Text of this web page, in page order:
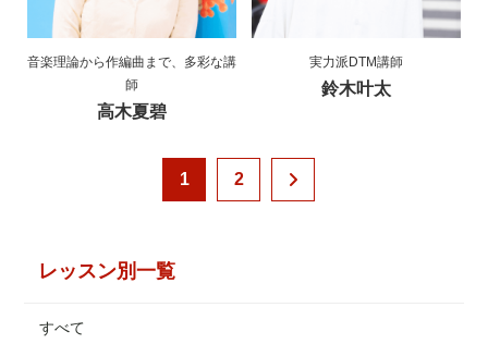
音楽理論から作編曲まで、多彩な講
師
高木夏碧
実力派DTM講師
鈴木叶太
1 2
レッスン別一覧
すべて